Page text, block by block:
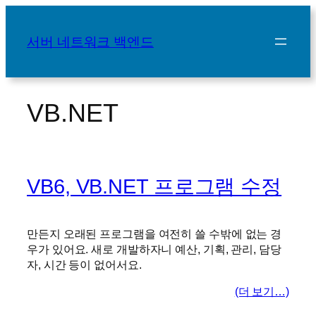
바
서버 네트워크 백엔드
VB.NET
VB6, VB.NET 프로그램 수정
만든지 오래된 프로그램을 여전히 쓸 수밖에 없는 경
우가 있어요. 새로 개발하자니 예산, 기획, 관리, 담당
자, 시간 등이 없어서요.
(더 보기…)